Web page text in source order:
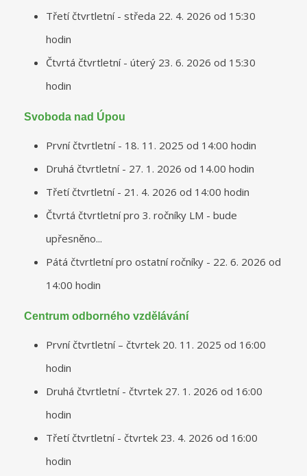
Třetí čtvrtletní - středa 22. 4. 2026 od 15:30
hodin
Čtvrtá čtvrtletní - úterý 23. 6. 2026 od 15:30
hodin
Svoboda nad Úpou
První čtvrtletní - 18. 11. 2025 od 14:00 hodin
Druhá čtvrtletní - 27. 1. 2026 od 14.00 hodin
Třetí čtvrtletní - 21. 4. 2026 od 14:00 hodin
Čtvrtá čtvrtletní pro 3. ročníky LM - bude
upřesněno...
Pátá čtvrtletní pro ostatní ročníky - 22. 6. 2026 od
14:00 hodin
Centrum odborného vzdělávání
První čtvrtletní – čtvrtek 20. 11. 2025 od 16:00
hodin
Druhá čtvrtletní - čtvrtek 27. 1. 2026 od 16:00
hodin
Třetí čtvrtletní - čtvrtek 23. 4. 2026 od 16:00
hodin